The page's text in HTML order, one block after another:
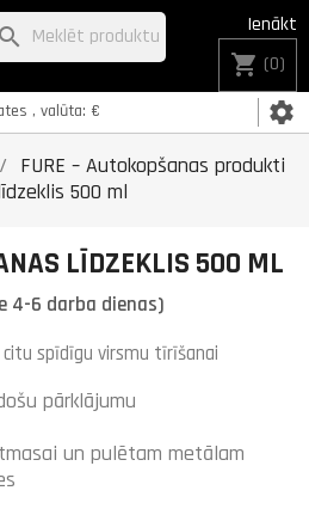
, valūta: € settings
Ienākt
shopping_cart (0)
search
FURE – Autokopšanas produkti
500 ml
LĪDZEKLIS 500 ML
4-6 darba dienas)
spīdīgu virsmu tīrīšanai
pārklājumu
un pulētam metālam